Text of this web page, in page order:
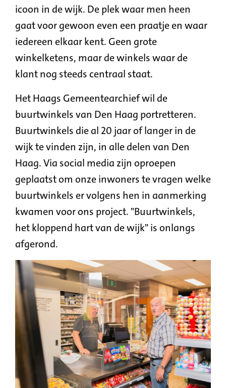
icoon in de wijk. De plek waar men heen
gaat voor gewoon even een praatje en waar
iedereen elkaar kent. Geen grote
winkelketens, maar de winkels waar de
klant nog steeds centraal staat.
Het Haags Gemeentearchief wil de
buurtwinkels van Den Haag portretteren.
Buurtwinkels die al 20 jaar of langer in de
wijk te vinden zijn, in alle delen van Den
Haag. Via social media zijn oproepen
geplaatst om onze inwoners te vragen welke
buurtwinkels er volgens hen in aanmerking
kwamen voor ons project. "Buurtwinkels,
het kloppend hart van de wijk" is onlangs
afgerond.